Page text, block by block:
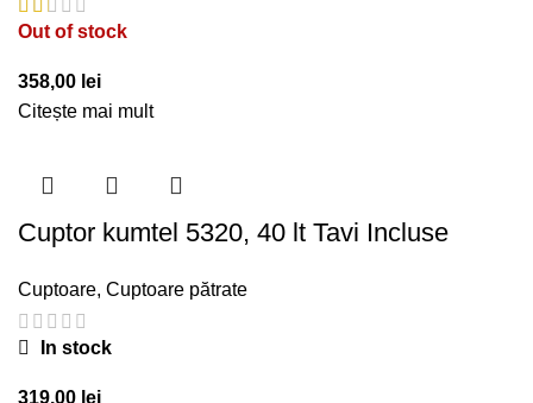
Out of stock
358,00 lei
Citește mai mult
Cuptor kumtel 5320, 40 lt Tavi Incluse
Cuptoare, Cuptoare pătrate
In stock
319,00 lei